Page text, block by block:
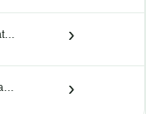
Al-Fateh ›
Al-Qadisiyah FC ›